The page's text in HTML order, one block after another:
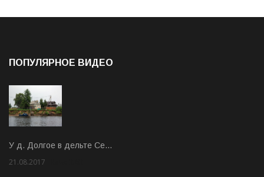
ПОПУЛЯРНОЕ ВИДЕО
У д. Долгое в дельте Се…
21.08.2017